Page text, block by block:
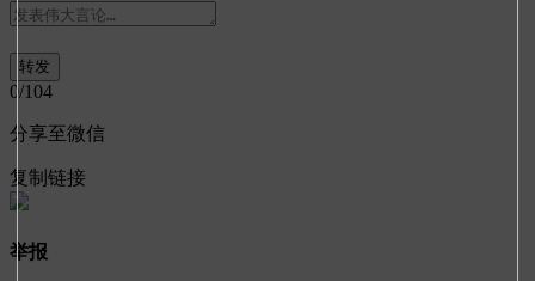
0/104
分享至微信
复制链接
举报